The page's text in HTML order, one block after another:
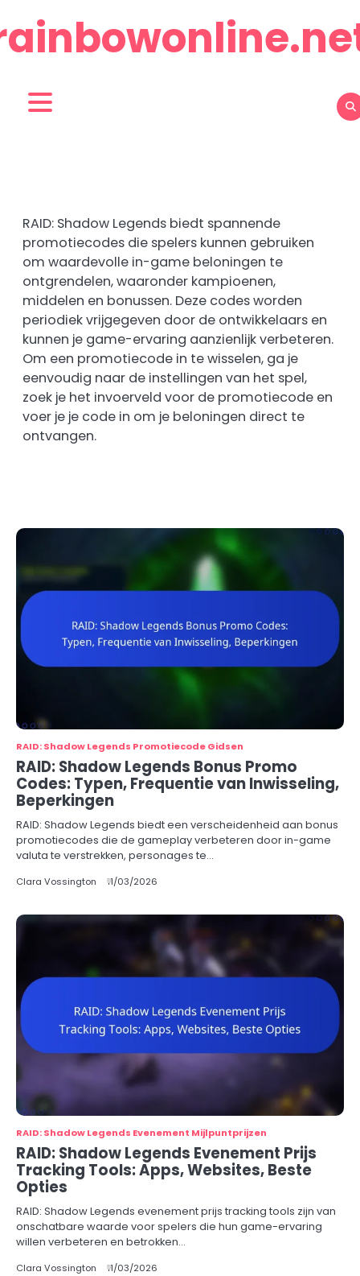
to
content
RAID: Shadow Legends biedt spannende
promotiecodes die spelers kunnen gebruiken
om waardevolle in-game beloningen te
ontgrendelen, waaronder kampioenen,
middelen en bonussen. Deze codes worden
periodiek vrijgegeven door de ontwikkelaars en
kunnen je game-ervaring aanzienlijk verbeteren.
Om een promotiecode in te wisselen, ga je
eenvoudig naar de instellingen van het spel,
zoek je het invoerveld voor de promotiecode en
voer je je code in om je beloningen direct te
ontvangen.
RAID: Shadow Legends Promotiecode Gidsen
RAID: Shadow Legends Bonus Promo
Codes: Typen, Frequentie van Inwisseling,
Beperkingen
RAID: Shadow Legends biedt een verscheidenheid aan bonus
promotiecodes die de gameplay verbeteren door in-game
valuta te verstrekken, personages te…
Clara Vossington 11/03/2026
RAID: Shadow Legends Evenement Mijlpuntprijzen
RAID: Shadow Legends Evenement Prijs
Tracking Tools: Apps, Websites, Beste
Opties
RAID: Shadow Legends evenement prijs tracking tools zijn van
onschatbare waarde voor spelers die hun game-ervaring
willen verbeteren en betrokken…
Clara Vossington 11/03/2026